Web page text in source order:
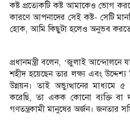
কষ্ট প্রত্যেকটি কষ্ট আমাকেও ভোগ
কারণে আপনাদের সেই কষ্ট- সেটি
হোক, আমি কিছুটা হলেও অনুভব করতে
প্রধানমন্ত্রী বলেন, ‘জুলাই আন্দোলনে
শহীদ হয়েছেন তার লক্ষ্য এবং
উন্নয়ন। তাই অভ্যুত্থানের
করেছি, তা একক কোনো ব্যক্তি বা
গণতন্ত্রকামী মানুষের অর্জন। জনতার